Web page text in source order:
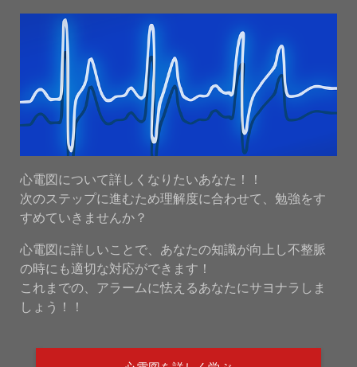
心電図について詳しくなりたいあなた！！
次のステップに進むため理解度に合わせて、勉強をす
すめていきませんか？
心電図に詳しいことで、あなたの知識が向上し不整脈
の時にも適切な対応ができます！
これまでの、アラームに怯えるあなたにサヨナラしま
しょう！！